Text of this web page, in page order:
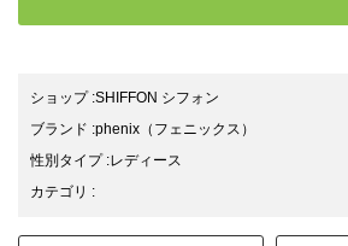
ショップ:SHIFFON シフォン
ブランド :phenix （フェニックス）
性別タイプ:レディース
カテゴリ :